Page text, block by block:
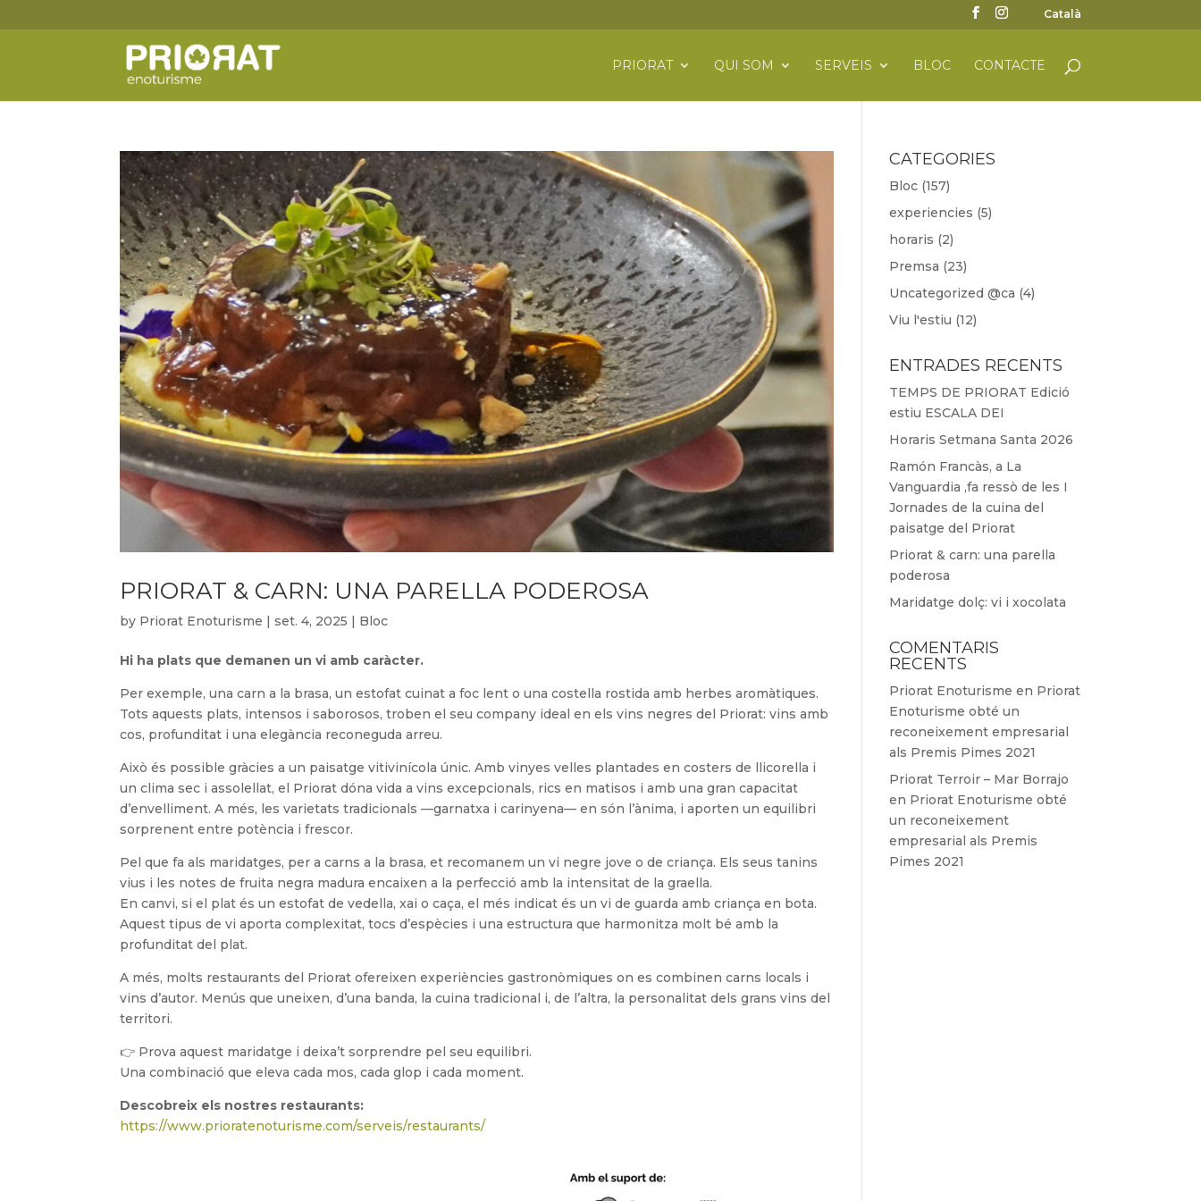
Català
PRIORAT QUI SOM SERVEIS BLOC CONTACTE
PRIORAT & CARN: UNA PARELLA PODEROSA
by Priorat Enoturisme |set. 4, 2025 | Bloc
Hi ha plats que demanen un vi amb caràcter.
Per exemple, una carn a la brasa, un estofat cuinat a foc lent o una costella rostida amb herbes aromàtiques.
Tots aquests plats, intensos i saborosos, troben el seu company ideal en els vins negres del Priorat: vins amb
cos, profunditat i una elegància reconeguda arreu.
Això és possible gràcies a un paisatge vitivinícola únic. Amb vinyes velles plantades en costers de llicorella i
un clima sec i assolellat, el Priorat dóna vida a vins excepcionals, rics en matisos i amb una gran capacitat
d’envelliment. A més, les varietats tradicionals —garnatxa i carinyena— en són l’ànima, i aporten un equilibri
sorprenent entre potència i frescor.
Pel que fa als maridatges, per a carns a la brasa, et recomanem un vi negre jove o de criança. Els seus tanins
vius i les notes de fruita negra madura encaixen a la perfecció amb la intensitat de la graella.
En canvi, si el plat és un estofat de vedella, xai o caça, el més indicat és un vi de guarda amb criança en bota.
Aquest tipus de vi aporta complexitat, tocs d’espècies i una estructura que harmonitza molt bé amb la
profunditat del plat.
A més, molts restaurants del Priorat ofereixen experiències gastronòmiques on es combinen carns locals i
vins d’autor. Menús que uneixen, d’una banda, la cuina tradicional i, de l’altra, la personalitat dels grans vins del
territori.
👉 Prova aquest maridatge i deixa’t sorprendre pel seu equilibri.
Una combinació que eleva cada mos, cada glop i cada moment.
Descobreix els nostres restaurants:
https://www.prioratenoturisme.com/serveis/restaurants/
CATEGORIES
Bloc(157)
experiencies (5)
horaris (2)
Premsa (23)
Uncategorized @ca (4)
Viu l'estiu (12)
ENTRADES RECENTS
TEMPS DE PRIORAT Edició
estiu ESCALA DEI
Horaris Setmana Santa 2026
Ramón Francàs, a La
Vanguardia ,fa ressò de les I
Jornades de la cuina del
paisatge del Priorat
Priorat & carn: una parella
poderosa
Maridatge dolç: vi i xocolata
COMENTARIS
RECENTS
Priorat Enoturisme en Priorat
Enoturisme obté un
reconeixement empresarial
als Premis Pimes 2021
Priorat Terroir – Mar Borrajo
en Priorat Enoturisme obté
un reconeixement
empresarial als Premis
Pimes 2021